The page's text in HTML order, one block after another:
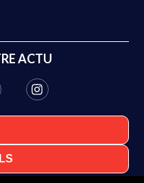
ACTU